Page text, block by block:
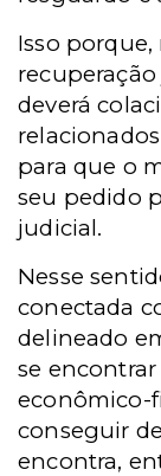
Isso
deverá
para que o
seu pedido
judicial.
Nesse
conectada
delineado
se
econômico-
conseguir
encontra,